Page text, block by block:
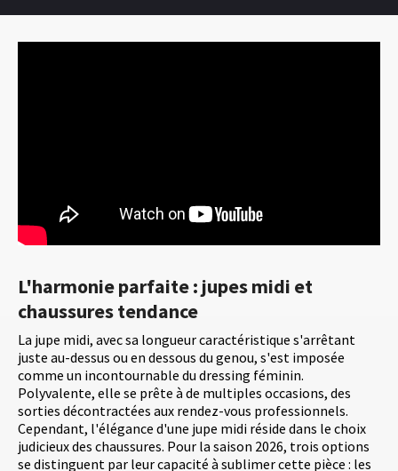
L'harmonie parfaite : jupes midi et
chaussures tendance
La jupe midi, avec sa longueur caractéristique s'arrêtant
juste au-dessus ou en dessous du genou, s'est imposée
comme un incontournable du dressing féminin.
Polyvalente, elle se prête à de multiples occasions, des
sorties décontractées aux rendez-vous professionnels.
Cependant, l'élégance d'une jupe midi réside dans le choix
judicieux des chaussures. Pour la saison 2026, trois options
se distinguent par leur capacité à sublimer cette pièce : les